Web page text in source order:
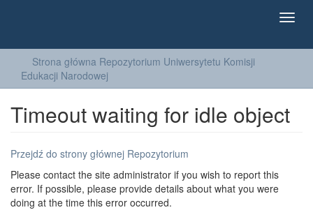
Strona główna Repozytorium Uniwersytetu Komisji
Edukacji Narodowej
Timeout waiting for idle object
Przejdź do strony głównej Repozytorium
Please contact the site administrator if you wish to report this
error. If possible, please provide details about what you were
doing at the time this error occurred.